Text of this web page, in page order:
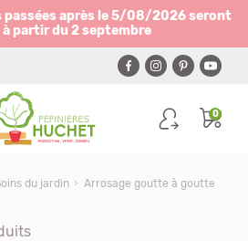
passées après le 5/08/2026 seront
à partir du 2 septembre
0
du jardin Arrosage goutte à goutte